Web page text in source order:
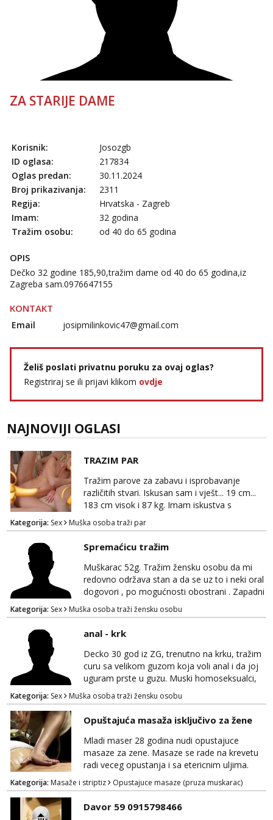
ZA STARIJE DAME
Korisnik:
Josozgb
ID oglasa:
217834
Oglas predan:
30.11.2024
Broj prikazivanja:
2311
Regija:
Hrvatska - Zagreb
Imam:
32 godina
Tražim osobu:
od 40 do 65 godina
OPIS
Dečko 32 godine 185,90,tražim dame od 40 do 65 godina,iz
Zagreba sam.0976647155
KONTAKT
Email josipmilinkovic47@gmail.com
Želiš poslati privatnu poruku za ovaj oglas?
Registriraj se ili prijavi klikom ovdje
NAJNOVIJI OGLASI
TRAZIM PAR
Tražim parove za zabavu i isprobavanje
različitih stvari. Iskusan sam i vješt... 19 cm...
183 cm visok i 87 kg. Imam iskustva s
parovima, potpuno sam zdrava i njegovana, a
privatnost je apsolutno najvažnija. Ozbiljni
parovi mogu me kontaktirati putem
WhatsAppa ili Vibera. Samo ozbiljni parovi
trebaju slati poruke ili zvati. Blokiram one koji
nisu ozbiljni.
Kategorija: Sex Muška osoba traži par
Spremaćicu tražim
Muškarac 52g. Tražim žensku osobu da mi
redovno održava stan a da se uz to i neki oral
dogovori , po mogućnosti obostrani . Zapadni
dio Zagreba .Javiti se prvo porukom na
WhatsApp 0958634499
Kategorija: Sex Muška osoba traži žensku osobu
anal - krk
Decko 30 god iz ZG, trenutno na krku, tražim
curu sa velikom guzom koja voli anal i da joj
uguram prste u guzu. Muski homoseksualci,
parovi i transiči odjebite, ne zanimate me. Bilo
kakva placanja opcenito (gotovina) ili
unaprijed (aircash, paysafecard, bonovi) ne
dolaze u obzir. Javit se prvo porukom na
whatsapp 0958048882.
Kategorija: Sex Muška osoba traži žensku osobu
Opuštajuća masaža isključivo za žene
Mladi maser 28 godina nudi opustajuce
masaze za zene. Masaze se rade na krevetu
radi veceg opustanja i sa etericnim uljima.
Radi se o kompletnoj masazi cijelog tijela od
glave do pete, ili ako ne odgovara po
dogovoru naravno. Godine nisu bitne, ali
higijena i diskrecija su jako bitni. Sve ostale
Kategorija: Masaže i striptiz Opustajuce masaze (pruza muskarac)
Davor 59 0915798466